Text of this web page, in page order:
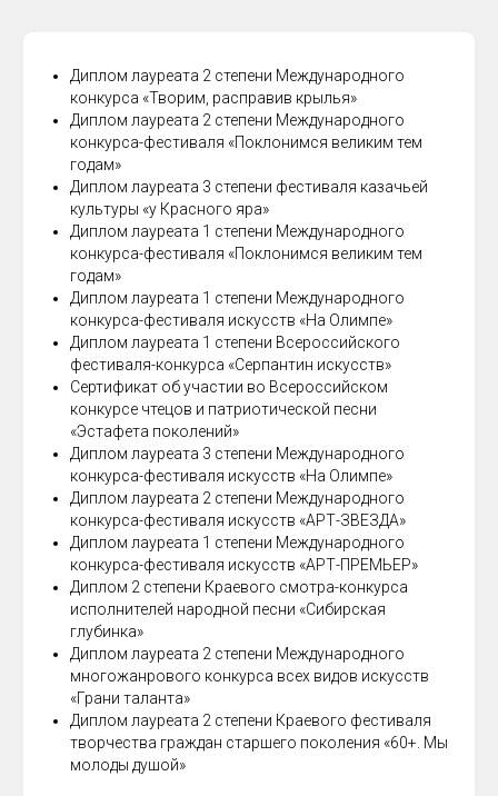
Диплом лауреата 2 степени Международного
конкурса «Творим, расправив крылья»
Диплом лауреата 2 степени Международного
конкурса-фестиваля «Поклонимся великим тем
годам»
Диплом лауреата 3 степени фестиваля казачьей
культуры «у Красного яра»
Диплом лауреата 1 степени Международного
конкурса-фестиваля «Поклонимся великим тем
годам»
Диплом лауреата 1 степени Международного
конкурса-фестиваля искусств «На Олимпе»
Диплом лауреата 1 степени Всероссийского
фестиваля-конкурса «Серпантин искусств»
Сертификат об участии во Всероссийском
конкурсе чтецов и патриотической песни
«Эстафета поколений»
Диплом лауреата 3 степени Международного
конкурса-фестиваля искусств «На Олимпе»
Диплом лауреата 2 степени Международного
конкурса-фестиваля искусств «АРТ-ЗВЕЗДА»
Диплом лауреата 1 степени Международного
конкурса-фестиваля искусств «АРТ-ПРЕМЬЕР»
Диплом 2 степени Краевого смотра-конкурса
исполнителей народной песни «Сибирская
глубинка»
Диплом лауреата 2 степени Международного
многожанрового конкурса всех видов искусств
«Грани таланта»
Диплом лауреата 2 степени Краевого фестиваля
творчества граждан старшего поколения «60+. Мы
молоды душой»